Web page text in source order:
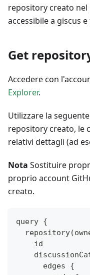
repository creato nel
accessibile a giscus
Get
Accedere con
Explorer.
Utilizzare la
repository creato, le
relativi dettagli (ad
Nota Sostituire
proprio account
creato.
query {
    id
      edges {